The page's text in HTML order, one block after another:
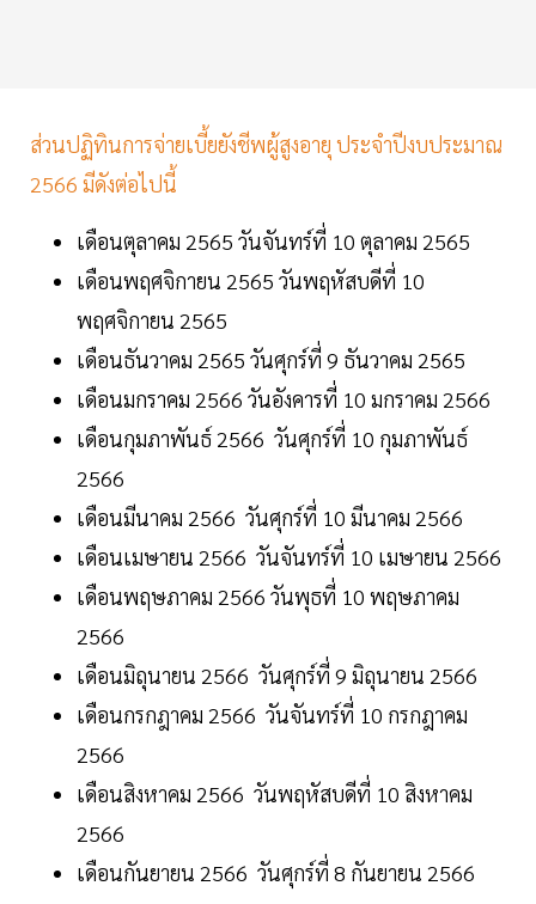
ส่วนปฏิทินการจ่ายเบี้ยยังชีพผู้สูงอายุ ประจำปีงบประมาณ
2566 มีดังต่อไปนี้
เดือนตุลาคม 2565 วันจันทร์ที่ 10 ตุลาคม 2565
เดือนพฤศจิกายน 2565 วันพฤหัสบดีที่ 10
พฤศจิกายน 2565
เดือนธันวาคม 2565 วันศุกร์ที่ 9 ธันวาคม 2565
เดือนมกราคม 2566 วันอังคารที่ 10 มกราคม 2566
เดือนกุมภาพันธ์ 2566 วันศุกร์ที่ 10 กุมภาพันธ์
2566
เดือนมีนาคม 2566 วันศุกร์ที่ 10 มีนาคม 2566
เดือนเมษายน 2566 วันจันทร์ที่ 10 เมษายน 2566
เดือนพฤษภาคม 2566 วันพุธที่ 10 พฤษภาคม
2566
เดือนมิถุนายน 2566 วันศุกร์ที่ 9 มิถุนายน 2566
เดือนกรกฎาคม 2566 วันจันทร์ที่ 10 กรกฎาคม
2566
เดือนสิงหาคม 2566 วันพฤหัสบดีที่ 10 สิงหาคม
2566
เดือนกันยายน 2566 วันศุกร์ที่ 8 กันยายน 2566